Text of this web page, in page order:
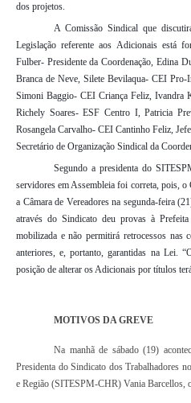
dos projetos.
A Comissão Sindical que
Legislação referente aos Adicionais está
Fulber- Presidente da Coordenação, Edina
Branca de Neve, Silete Bevilaqua- CEI
Simoni Baggio- CEI Criança Feliz,
Richely Soares- ESF Centro I, Patricia
Rosangela Carvalho- CEI Cantinho Feliz,
Secretário de Organização Sindical da
Segundo a presidenta do
servidores em Assembleia foi correta, pois,
a Câmara de Vereadores na segunda-feira
através do Sindicato deu provas à
mobilizada e não permitirá retrocessos nas
anteriores, e, portanto, garantidas na Lei.
posição de alterar os Adicionais por títulos
MOTIVOS DA GREVE
Na manhã de sábado (19)
Presidenta do Sindicato dos Trabalhadores
e Região (SITESPM-CHR) Vania Barcellos,